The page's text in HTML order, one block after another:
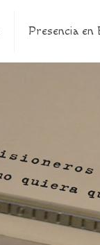
Presencia en